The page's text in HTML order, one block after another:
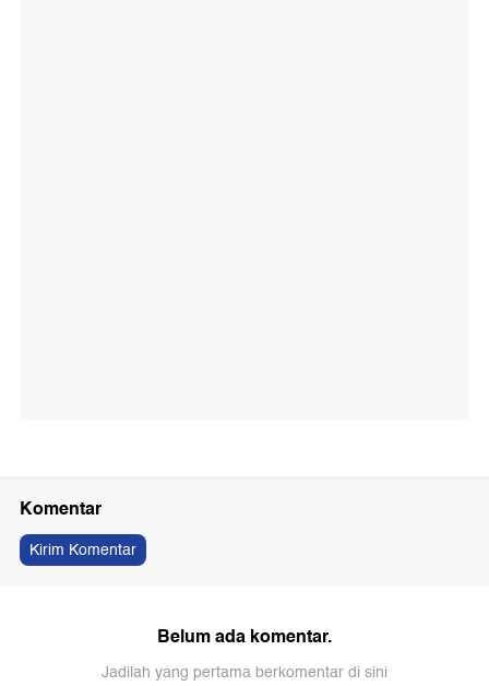
Komentar
Kirim Komentar
Belum ada komentar.
Jadilah yang pertama berkomentar di sini